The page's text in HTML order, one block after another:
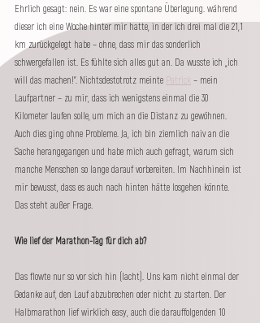
Ehrlich gesagt: nein. Es war eine spontane Überlegung. während
dieser ich eine Woche hinter mir hatte, in der ich drei mal die 21,1
km zurückgelegt habe – ohne, dass mir das sonderlich
schwergefallen ist. Es fühlte sich alles gut an. Da wusste ich „ich
will das machen!“. Nichtsdestotrotz meinte
Patrick – mein
Laufpartner – zu mir, dass ich wenigstens einmal die 30
Kilometer laufen solle, um mich an die Distanz zu gewöhnen.
Auch dies ging ohne Probleme. Ja, ich bin ziemlich naiv an die
Sache herangegangen und habe mich auch gefragt, warum sich
manche Menschen so lange darauf vorbereiten. Im Nachhinein ist
mir bewusst, dass es auch nach hinten hätte losgehen könnte.
Das steht außer Frage.
Wie lief der Marathon-Tag für dich ab?
Das flowte nur so vor sich hin (lacht). Uns kam nicht einmal der
Gedanke auf, den Lauf abzubrechen oder nicht zu starten. Der
Halbmarathon lief wirklich easy, auch die darauffolgenden 10